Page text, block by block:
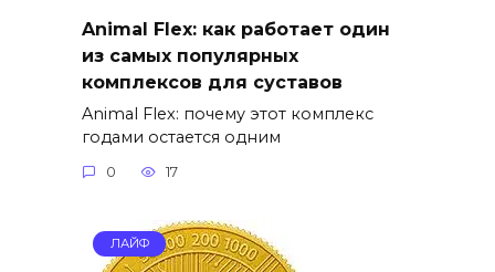
Animal Flex: как работает один
из самых популярных
комплексов для суставов
Animal Flex: почему этот комплекс
годами остается одним
0 17
ЛАЙФ